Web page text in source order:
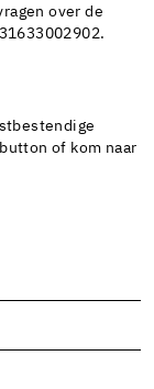
over de
of kom naar